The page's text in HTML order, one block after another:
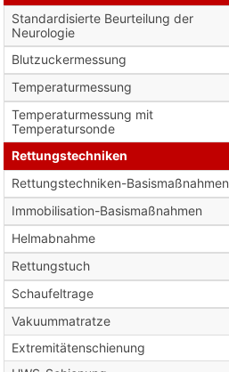
Standardisierte Beurteilung der
Neurologie
Blutzuckermessung
Temperaturmessung
Temperaturmessung mit
Temperatursonde
Rettungstechniken
Rettungstechniken-Basismaßnahmen
Immobilisation-Basismaßnahmen
Helmabnahme
Rettungstuch
Schaufeltrage
Vakuummatratze
Extremitätenschienung